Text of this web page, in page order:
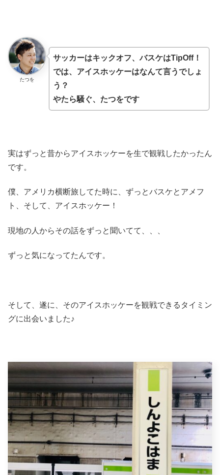
たつを
サッカーはキックオフ、バスケはTipOff！
では、アイスホッケーはなんて言うでしょ
う？
やたら騒ぐ、たつをです
実はずっと昔からアイスホッケーを生で観戦したかったん
です。
僕、アメリカ横断旅してた時に、ずっとバスケとアメフ
ト、そして、アイスホッケー！
現地の人からその話をずっと聞いてて、、、
ずっと気になってたんです。
そして、遂に、そのアイスホッケーを観戦できるタイミン
グに出会いました♪